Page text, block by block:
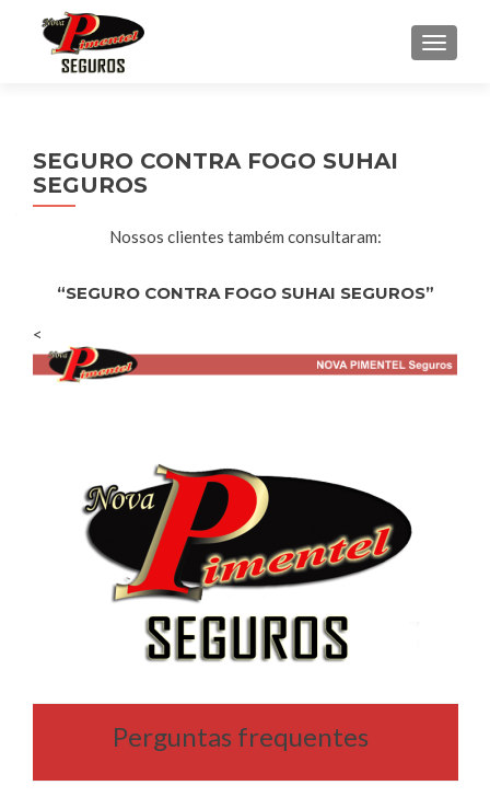
SEGURO CONTRA FOGO SUHAI
SEGUROS
Nossos clientes também consultaram:
“SEGURO CONTRA FOGO SUHAI SEGUROS”
<
Perguntas frequentes